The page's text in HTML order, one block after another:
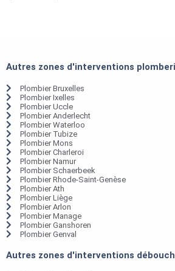
Autres zones d'interventions
Plombier Bruxelles
Plombier Ixelles
Plombier Uccle
Plombier Anderlecht
Plombier Waterloo
Plombier Tubize
Plombier Mons
Plombier Charleroi
Plombier Namur
Plombier Schaerbeek
Plombier Rhode-Saint-Genèse
Plombier Ath
Plombier Liège
Plombier Arlon
Plombier Manage
Plombier Ganshoren
Plombier Genval
Autres zones d'interventions